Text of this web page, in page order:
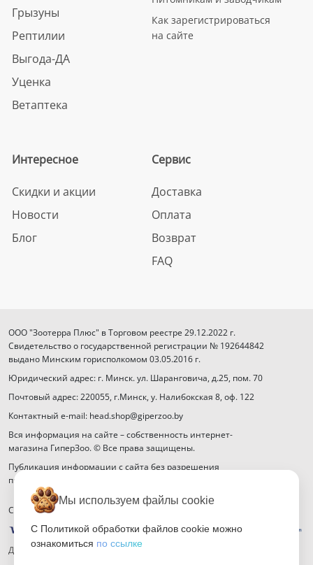
Грызуны
Рептилии
Выгода-ДА
Уценка
Ветаптека
Как зарегистрироваться
на сайте
Интересное
Скидки и акции
Новости
Блог
Сервис
Доставка
Оплата
Возврат
FAQ
ООО "Зоотерра Плюс" в Торговом реестре 29.12.2022 г.
Свидетельство о государственной регистрации № 192644842
выдано Минским горисполкомом 03.05.2016 г.
Юридический адрес: г. Минск. ул. Шаранговича, д.25, пом. 70
Почтовый адрес: 220055, г.Минск, у. Налибокская 8, оф. 122
Контактный e-mail: head.shop@giperzoo.by
Вся информация на сайте – собственность интернет-
магазина ГиперЗоо. © Все права защищены.
Публикация информации с сайта без разрешения
правообладателя запрещена.
Способы оплаты
Договор публичной оферты
Мы используем файлы cookie
С Политикой обработки файлов cookie можно
ознакомиться по ссылке